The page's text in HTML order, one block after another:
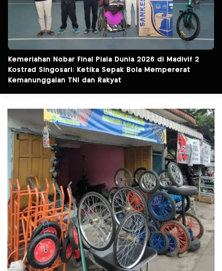
Kemeriahan Nobar Final Piala Dunia 2026 di Madivif 2
Kostrad Singosari: Ketika Sepak Bola Mempererat
Kemanunggalan TNI dan Rakyat